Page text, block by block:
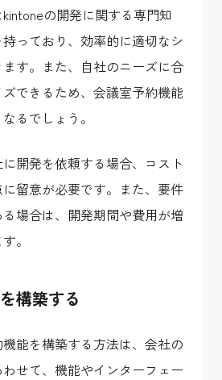
の開発に関する専門知
っており、効率的に適切なシ
す。また、自社のニーズに合
できるため、会議室予約機能
るでしょう。
開発を依頼する場合、コスト
留意が必要です。また、要件
場合は、開発期間や費用が増
。
構築する
能を構築する方法は、会社の
せて、機能やインターフェー